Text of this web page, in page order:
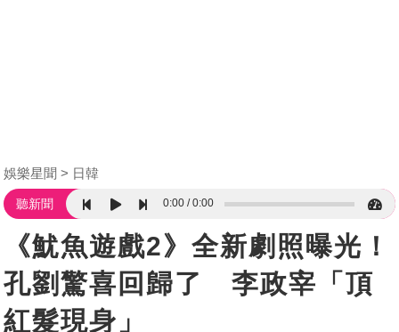
娛樂星聞 日韓
聽新聞 0:00 0:00
《魷魚遊戲2》全新劇照曝光！
孔劉驚喜回歸了 李政宰「頂
紅髮現身」